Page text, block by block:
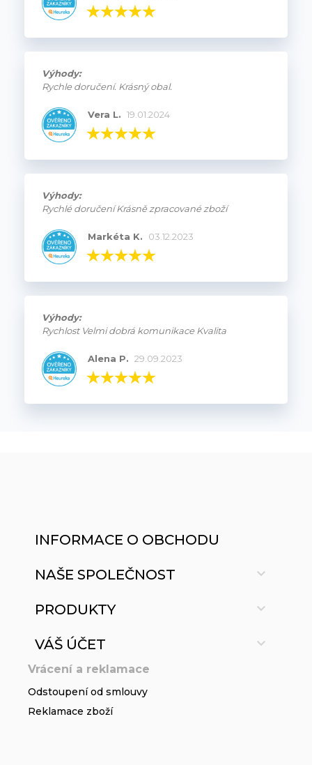
Výhody:
Rychle doručení. Krásný obal.
Vera L. 19.01.2024
Výhody:
Rychlé doručení Krásně zpracované zboží
Markéta K. 03.12.2023
Výhody:
Rychlost Velmi dobrá komunikace Kvalita
Alena P. 29.09.2023
INFORMACE O OBCHODU
NAŠE SPOLEČNOST 
PRODUKTY 
VÁŠ ÚČET 
Vrácení a reklamace
Odstoupení od smlouvy
Reklamace zboží